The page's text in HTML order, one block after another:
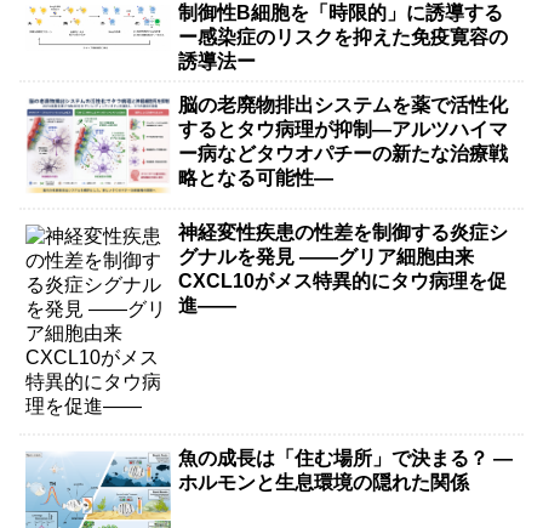
制御性B細胞を「時限的」に誘導する
ー感染症のリスクを抑えた免疫寛容の
誘導法ー
脳の老廃物排出システムを薬で活性化
するとタウ病理が抑制―アルツハイマ
ー病などタウオパチーの新たな治療戦
略となる可能性―
神経変性疾患の性差を制御する炎症シ
グナルを発見 ――グリア細胞由来
CXCL10がメス特異的にタウ病理を促
進――
魚の成長は「住む場所」で決まる？ ―
ホルモンと生息環境の隠れた関係